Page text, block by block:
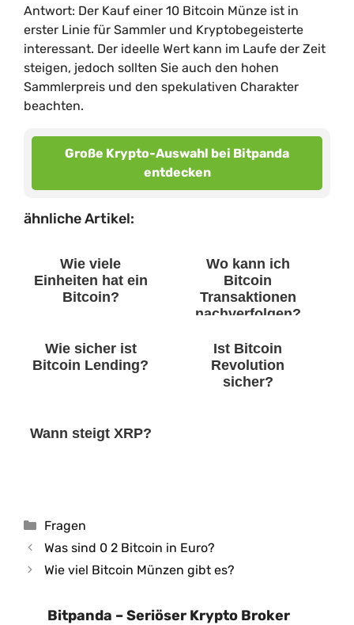
Antwort: Der Kauf einer 10 Bitcoin Münze ist in
erster Linie für Sammler und Kryptobegeisterte
interessant. Der ideelle Wert kann im Laufe der Zeit
steigen, jedoch sollten Sie auch den hohen
Sammlerpreis und den spekulativen Charakter
beachten.
Große Krypto-Auswahl bei Bitpanda
entdecken
ähnliche Artikel:
Wie viele
Einheiten hat ein
Bitcoin?
Wo kann ich
Bitcoin
Transaktionen
nachverfolgen?
Wie sicher ist
Bitcoin Lending?
Ist Bitcoin
Revolution
sicher?
Wann steigt XRP?
Kategorien
Fragen
Was sind 0 2 Bitcoin in Euro?
Wie viel Bitcoin Münzen gibt es?
Bitpanda – Seriöser Krypto Broker